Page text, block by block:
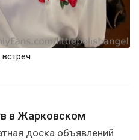
в Жарковском
доска объявлений